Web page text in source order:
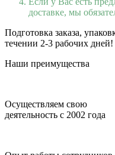
доставке, мы
Подготовка заказа,
течении 2-3 рабочих дней!
Наши преимущества
Осуществляем свою
деятельность с 2002 года